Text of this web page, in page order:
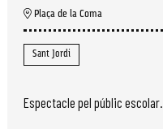
Plaça de la Coma
Sant Jordi
Espectacle pel públic escolar.